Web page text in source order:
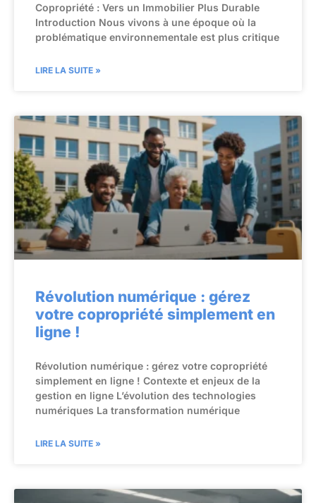
Copropriété : Vers un Immobilier Plus Durable
Introduction Nous vivons à une époque où la
problématique environnementale est plus critique
LIRE LA SUITE »
Révolution numérique : gérez
votre copropriété simplement en
ligne !
Révolution numérique : gérez votre copropriété
simplement en ligne ! Contexte et enjeux de la
gestion en ligne L’évolution des technologies
numériques La transformation numérique
LIRE LA SUITE »